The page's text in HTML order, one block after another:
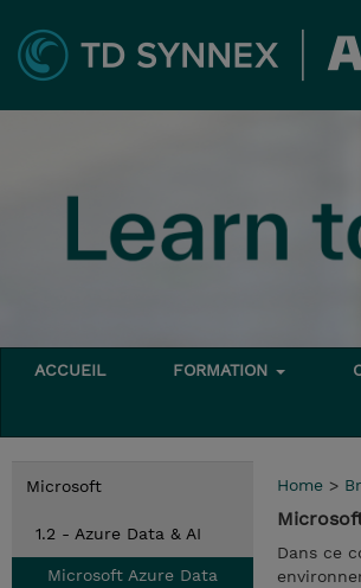
ACCUEIL FORMATION
Microsoft
1.2 - Azure Data & AI
Microsoft Azure Data
Home >
Dans ce